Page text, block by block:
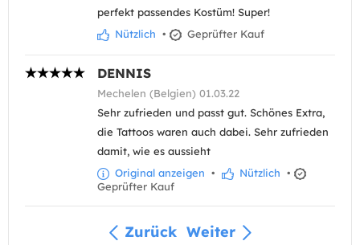
perfekt passendes Kostüm! Super!
Nützlich • Geprüfter Kauf
DENNIS
Mechelen (Belgien) 01.03.22
Sehr zufrieden und passt gut. Schönes Extra,
die Tattoos waren auch dabei. Sehr zufrieden
damit, wie es aussieht
Original anzeigen • Nützlich •
Geprüfter Kauf
Zurück Weiter